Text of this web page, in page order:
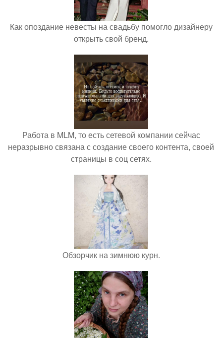
Как опоздание невесты на свадьбу помогло дизайнеру
открыть свой бренд.
Работа в MLM, то есть сетевой компании сейчас
неразрывно связана с создание своего контента, своей
страницы в соц сетях.
Обзорчик на зимнюю курн.